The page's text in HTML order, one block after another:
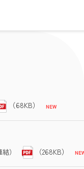
（68KB）
） （268KB）